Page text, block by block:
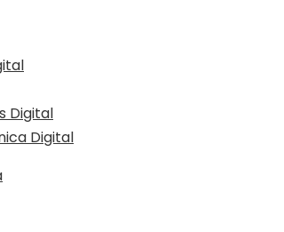
Digital
Digital